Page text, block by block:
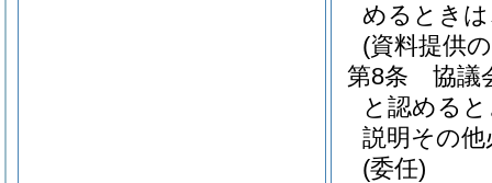
めるとき
(資料提供
第8条
協議
と認める
説明その
(委任)